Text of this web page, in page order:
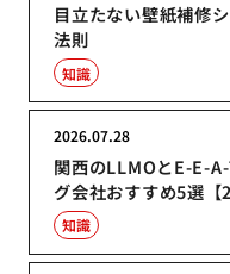
目立たない壁紙補修
法則
知識
関西のLLMOとE-E-
グ会社おすすめ5選【
2026.07.28
知識